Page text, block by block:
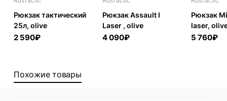
Рюкзак тактический
25л, olive
2 590₽
Рюкзак Assault I
Laser , olive
4 090₽
Рюкзак
laser,
5 760₽
Похожие товары